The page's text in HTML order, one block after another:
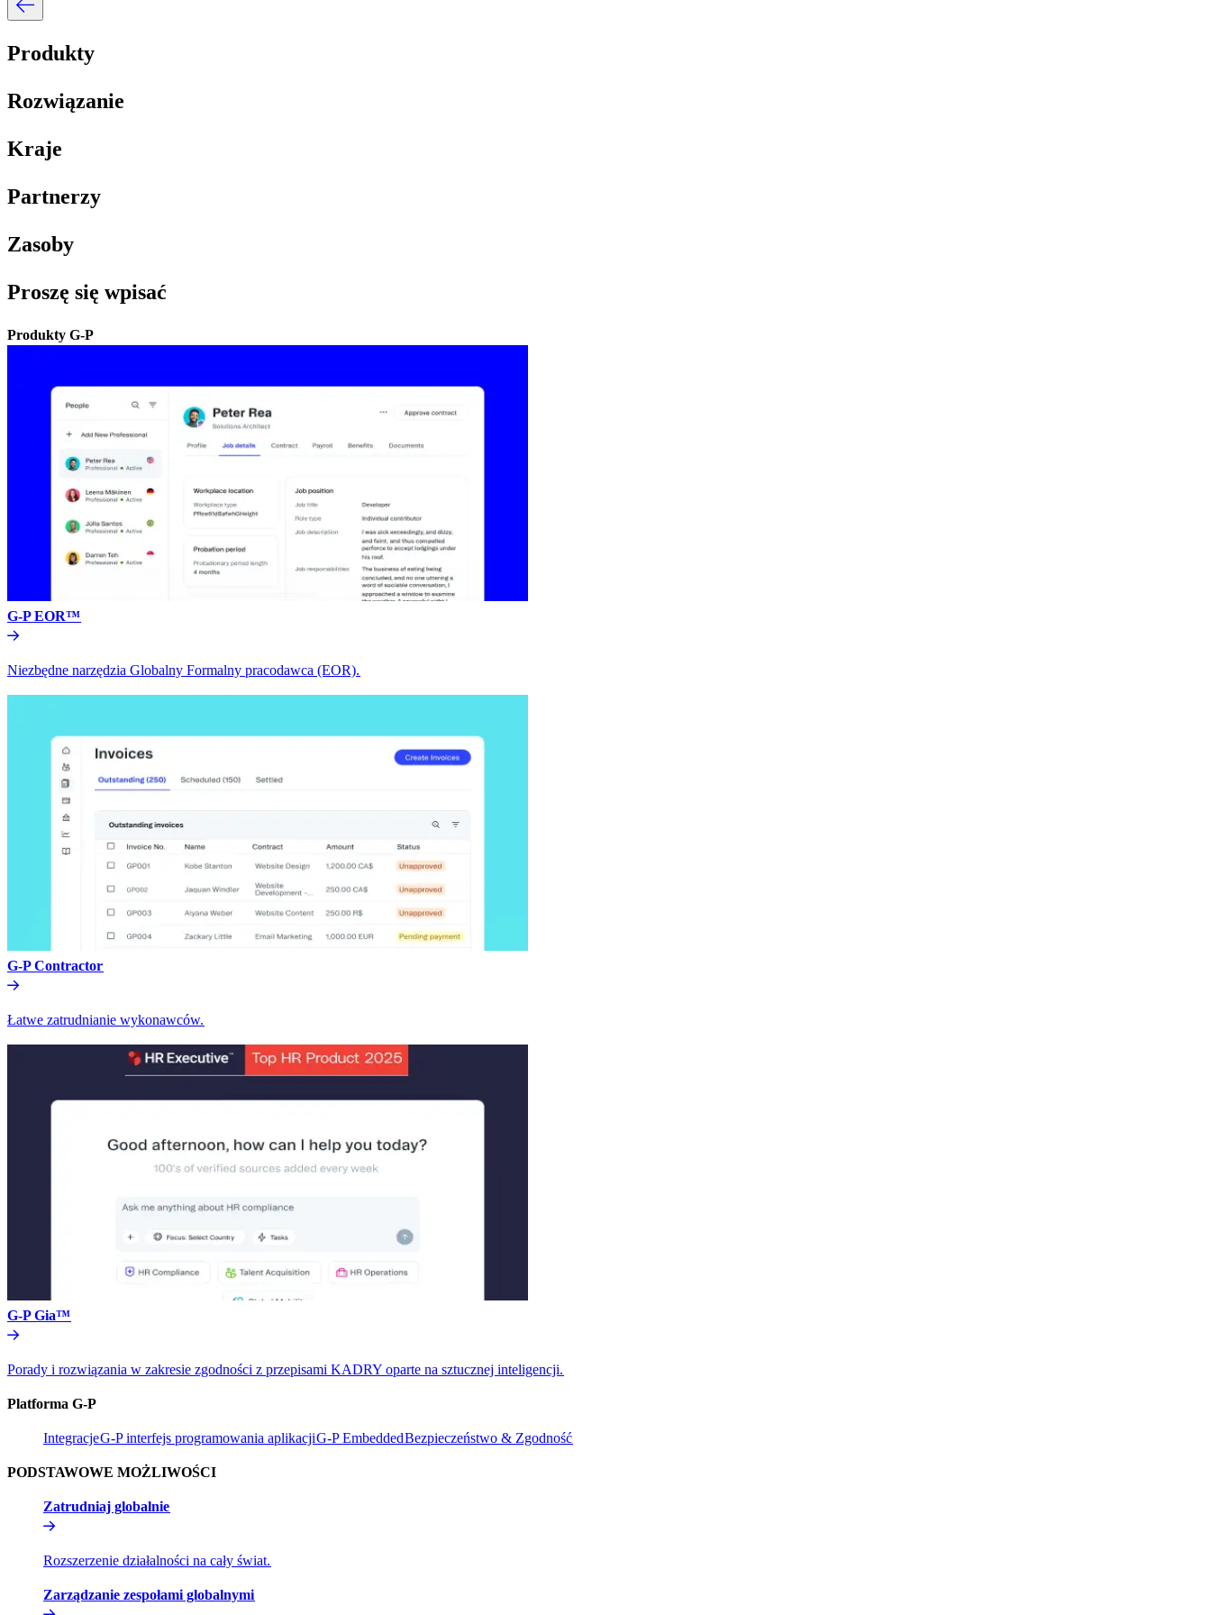
Produkty​​
Rozwiązanie​​
Kraje​​
Partnerzy​​
Zasoby​​
Proszę się wpisać​​
Produkty G-P​​
G-P EOR™​​
Niezbędne narzędzia Globalny Formalny pracodawca (EOR).​​
G-P Contractor​​
Łatwe zatrudnianie wykonawców.​​
G-P Gia™​​
Porady i rozwiązania w zakresie zgodności z przepisami KADRY oparte na sztucznej inteligencji.​​
Platforma G-P​​
Integracje​​G-P interfejs programowania aplikacji​​G-P Embedded​​Bezpieczeństwo & Zgodność​​
PODSTAWOWE MOŻLIWOŚCI​​
Zatrudniaj globalnie​​
Rozszerzenie działalności na cały świat.​​
Zarządzanie zespołami globalnymi​​